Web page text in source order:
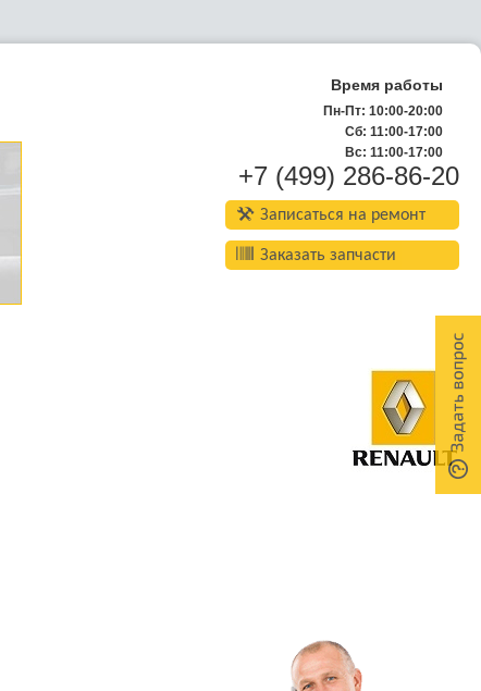
Время работы
Пн-Пт: 10:00-20:00
Сб: 11:00-17:00
Вс: 11:00-17:00
+7 (499) 286-86-20
Записаться на ремонт
Заказать запчасти